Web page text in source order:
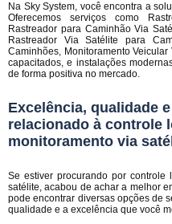
Na Sky System, você encontra a
Oferecemos serviços como
Rastreador para Caminhão Via
Rastreador Via Satélite para
Caminhões, Monitoramento
capacitados, e instalações
de forma positiva no mercado.
Excelência, qualidade
relacionado à controle
monitoramento via
Se estiver procurando por controle
satélite, acabou de achar a melhor
pode encontrar diversas opções de
qualidade e a excelência que você